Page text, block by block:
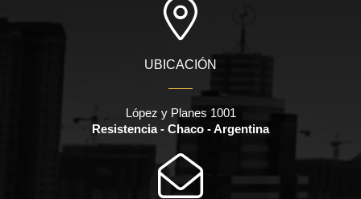
UBICACIÓN
López y Planes 1001
Resistencia - Chaco - Argentina